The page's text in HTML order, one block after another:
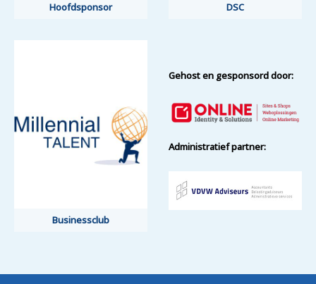
Hoofdsponsor
Hoofdsponsor
DSC
DSC
Businessclub
Businessclub
Gehost en gesponsord door:
Administratief partner: